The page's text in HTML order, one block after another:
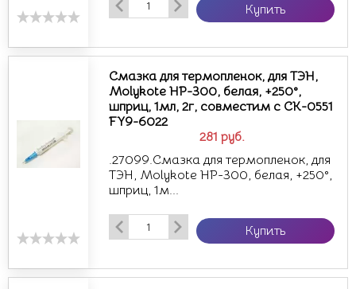
Купить
281 руб.
Смазка для термопленок, для ТЭН,
Molykote НР-300, белая, +250°,
шприц, 1мл, 2г, совместим с CK-0551
FY9-6022
.27099.Смазка для термопленок, для
ТЭН, Molykote НР-300, белая, +250°,
шприц, 1м...
Купить